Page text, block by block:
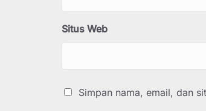
Situs Web
Simpan nama, email, dan